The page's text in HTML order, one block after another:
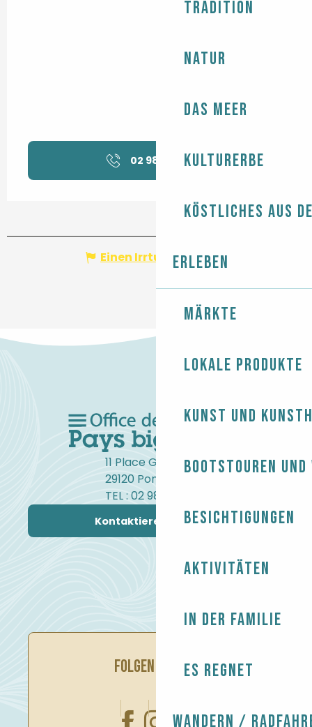
Tradition
Natur
Das Meer
Kulturerbe
Köstliches aus
Erleben
Märkte
Lokale Produkte
Kunst und
Bootstouren
Besichtigungen
Aktivitäten
In der Familie
Es regnet
Wandern /
02 98 82 37▒▒
Einen Irrtum angeben
11 Place Gambetta
29120 Pont-l'Abbé
TEL : 02 98 82 37 99
Kontaktieren Sie uns
FOLGEN SIE UNS